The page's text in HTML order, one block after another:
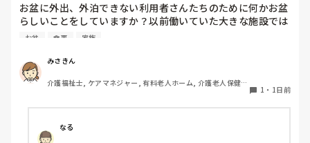
お盆に外出、外泊できない利用者さんたちのために何かお盆
らしいことをしていますか？以前働いていた大きな施設では
実際に住職さんを呼びご焼香できるようにそれ用のスペース
族が面会に来る…などでした。お盆まであと少しです。何か
していることがあればぜひシェアよろしくお願いします。
お盆 食事 家族
みさきん
介護福祉士, ケアマネジャー, 有料老人ホーム, 介護老人保健施
1 ・ 1日前
なる